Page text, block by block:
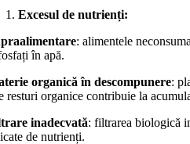
Excesul de nutrienți:
: alimentele
în apă.
organică în descompunere:
resturi organice contribuie la
inadecvată: filtrarea biologică
de nutrienți.